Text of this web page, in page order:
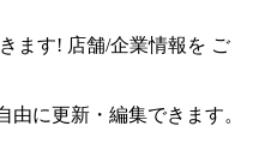
ます! 店舗/企業情報を ご
に更新・編集できます。